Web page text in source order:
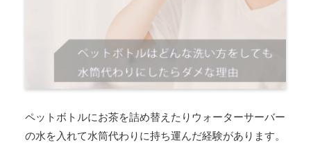
ペットボトルにお茶を詰め替えたりウォーターサーバー
の水を入れて水筒代わりに持ち運んだ経験があります。